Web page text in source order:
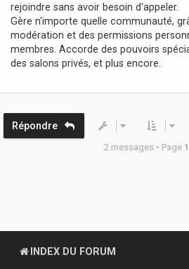
rejoindre sans avoir besoin d'appeler.
Gère n'importe quelle communauté,
modération et des permissions
membres. Accorde des pouvoirs
des salons privés, et plus encore.
Répondre
2 messages • Page 1
INDEX DU FORUM